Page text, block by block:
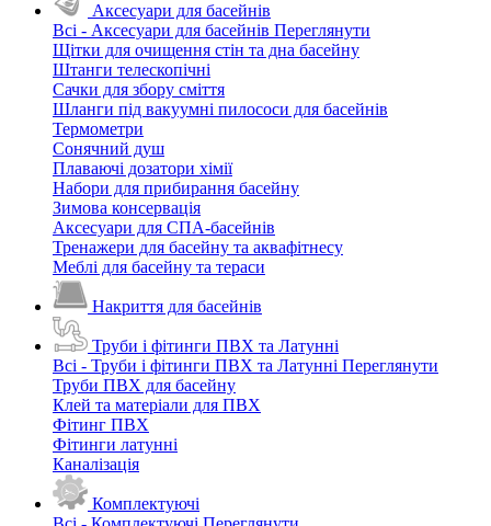
Аксесуари для басейнів
Всі - Аксесуари для басейнів Переглянути
Щітки для очищення стін та дна басейну
Штанги телескопічні
Сачки для збору сміття
Шланги під вакуумні пилососи для басейнів
Термометри
Сонячний душ
Плаваючі дозатори хімії
Набори для прибирання басейну
Зимова консервація
Аксесуари для СПА-басейнів
Тренажери для басейну та аквафітнесу
Меблі для басейну та тераси
Накриття для басейнів
Труби і фітинги ПВХ та Латунні
Всі - Труби і фітинги ПВХ та Латунні Переглянути
Труби ПВХ для басейну
Клей та матеріали для ПВХ
Фітинг ПВХ
Фітинги латунні
Каналізація
Комплектуючі